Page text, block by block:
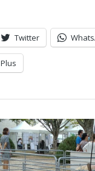
Twitter
Plus